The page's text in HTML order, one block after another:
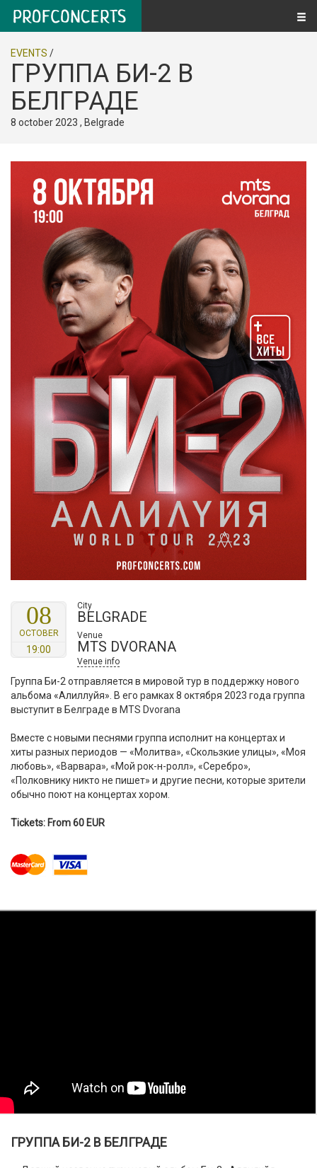
EVENTS /
ГРУППА БИ-2 В
БЕЛГРАДЕ
8 october 2023 , Belgrade
08
OCTOBER
19:00
City
BELGRADE
Venue
MTS DVORANA
Venue info
Группа Би-2 отправляется в мировой тур в поддержку нового
альбома «Алиллуйя». В его рамках 8 октября 2023 года группа
выступит в Белграде в MTS Dvorana
Вместе с новыми песнями группа исполнит на концертах и
хиты разных периодов — «Молитва», «Скользкие улицы», «Моя
любовь», «Варвара», «Мой рок-н-ролл», «Серебро»,
«Полковнику никто не пишет» и другие песни, которые зрители
обычно поют на концертах хором.
Tickets: From 60 EUR
ГРУППА БИ-2 В БЕЛГРАДЕ